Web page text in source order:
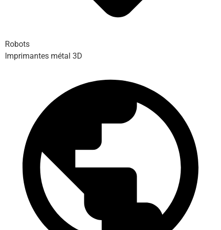
Robots
Imprimantes métal 3D